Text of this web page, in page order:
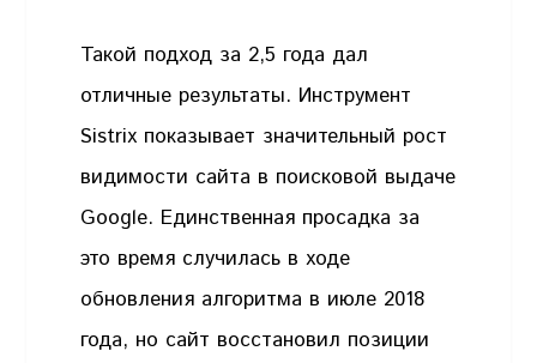
Такой подход за 2,5 года дал
отличные результаты. Инструмент
Sistrix показывает значительный рост
видимости сайта в поисковой выдаче
Google. Единственная просадка за
это время случилась в ходе
обновления алгоритма в июле 2018
года, но сайт восстановил позиции